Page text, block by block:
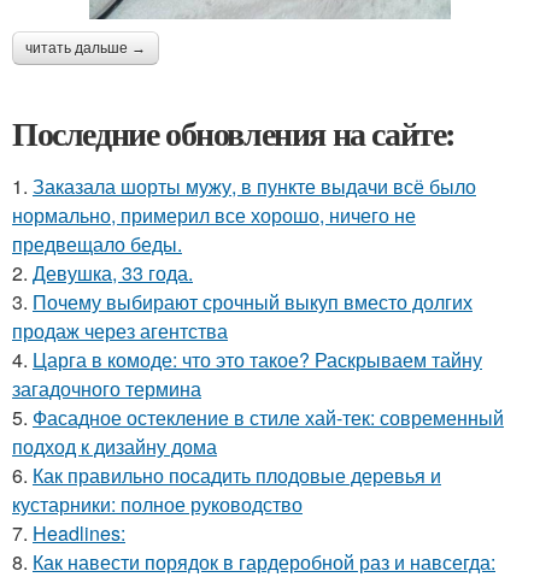
читать дальше →
Последние обновления на сайте:
1. Заказала шорты мужу, в пункте выдачи всё было
нормально, примерил все хорошо, ничего не
предвещало беды.
2. Девушка, 33 года.
3. Почему выбирают срочный выкуп вместо долгих
продаж через агентства
4. Царга в комоде: что это такое? Раскрываем тайну
загадочного термина
5. Фасадное остекление в стиле хай-тек: современный
подход к дизайну дома
6. Как правильно посадить плодовые деревья и
кустарники: полное руководство
7. Headlines:
8. Как навести порядок в гардеробной раз и навсегда: